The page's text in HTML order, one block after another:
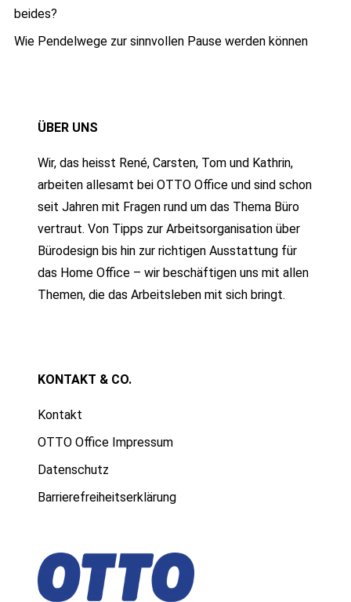
beides?
Wie Pendelwege zur sinnvollen Pause werden können
ÜBER UNS
Wir, das heisst René, Carsten, Tom und Kathrin,
arbeiten allesamt bei OTTO Office und sind schon
seit Jahren mit Fragen rund um das Thema Büro
vertraut. Von Tipps zur Arbeitsorganisation über
Bürodesign bis hin zur richtigen Ausstattung für
das Home Office – wir beschäftigen uns mit allen
Themen, die das Arbeitsleben mit sich bringt.
KONTAKT & CO.
Kontakt
OTTO Office Impressum
Datenschutz
Barrierefreiheitserklärung